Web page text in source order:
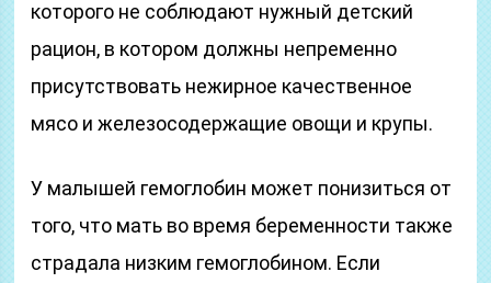
которого не соблюдают нужный детский
рацион, в котором должны непременно
присутствовать нежирное качественное
мясо и железосодержащие овощи и крупы.
У малышей гемоглобин может понизиться от
того, что мать во время беременности также
страдала низким гемоглобином. Если